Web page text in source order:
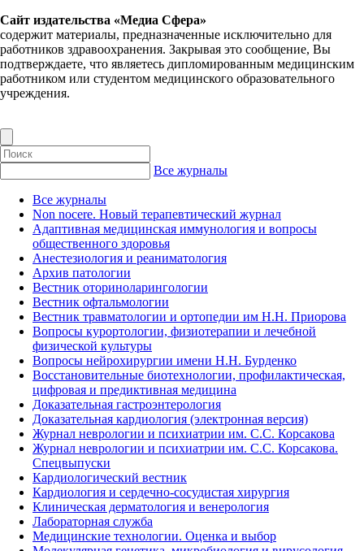
Сайт издательства «Медиа Сфера»
содержит материалы, предназначенные исключительно для
работников здравоохранения. Закрывая это сообщение, Вы
подтверждаете, что являетесь дипломированным медицинским
работником или студентом медицинского образовательного
учреждения.
Все журналы
Все журналы
Non nocere. Новый терапевтический журнал
Адаптивная медицинская иммунология и вопросы
общественного здоровья
Анестезиология и реаниматология
Архив патологии
Вестник оториноларингологии
Вестник офтальмологии
Вестник травматологии и ортопедии им Н.Н. Приорова
Вопросы курортологии, физиотерапии и лечебной
физической культуры
Вопросы нейрохирургии имени Н.Н. Бурденко
Восстановительные биотехнологии, профилактическая,
цифровая и предиктивная медицина
Доказательная гастроэнтерология
Доказательная кардиология (электронная версия)
Журнал неврологии и психиатрии им. С.С. Корсакова
Журнал неврологии и психиатрии им. С.С. Корсакова.
Спецвыпуски
Кардиологический вестник
Кардиология и сердечно-сосудистая хирургия
Клиническая дерматология и венерология
Лабораторная служба
Медицинские технологии. Оценка и выбор